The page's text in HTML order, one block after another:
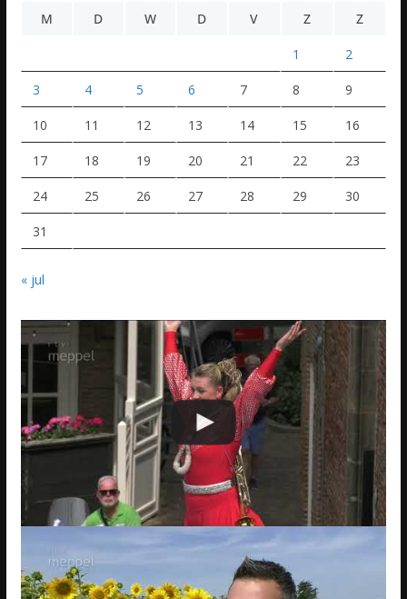
M
D W D V Z Z
1 2
3 4 5 6 7 8 9
10 11 12 13 14 15 16
17 18 19 20 21 22 23
24 25 26 27 28 29 30
31
« jul